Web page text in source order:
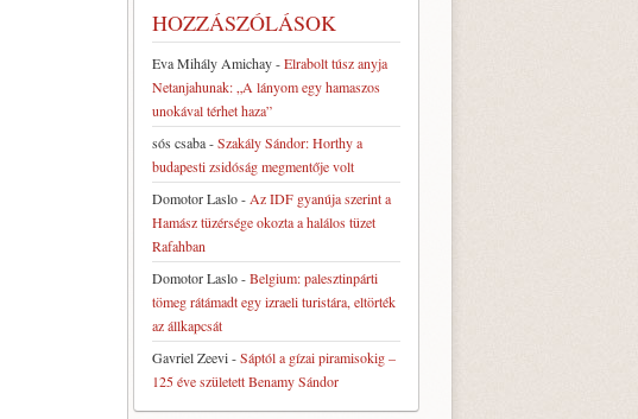
HOZZÁSZÓLÁSOK
Eva Mihály Amichay-Elrabolt túsz anyja
Netanjahunak: „A lányom egy hamaszos
unokával térhet haza”
sós csaba-Szakály Sándor: Horthy a
budapesti zsidóság megmentője volt
Domotor Laslo- Az IDF gyanúja szerint a
Hamász tüzérsége okozta a halálos tüzet
Rafahban
Domotor Laslo-Belgium: palesztinpárti
tömeg rátámadt egy izraeli turistára, eltörték
az állkapcsát
Gavriel Zeevi-Sáptól a gízai piramisokig –
125 éve született Benamy Sándor